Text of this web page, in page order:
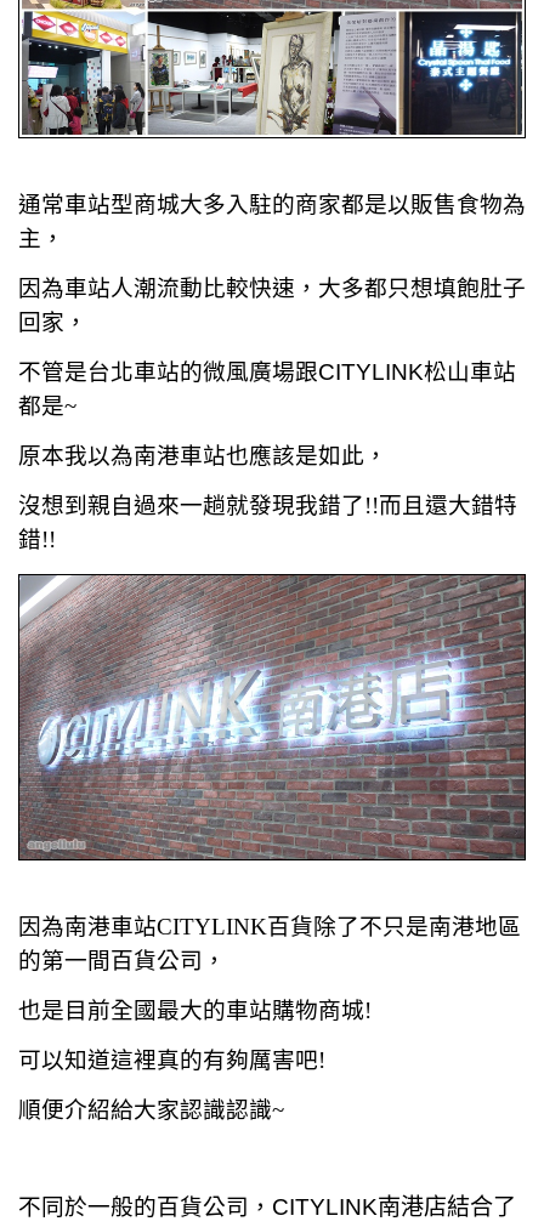
通常車站型商城大多入駐的商家都是以販售食物為
主，
因為車站人潮流動比較快速，大多都只想填飽肚子
回家，
不管是台北車站的微風廣場跟CITYLINK松山車站
都是~
原本我以為南港車站也應該是如此，
沒想到親自過來一趟就發現我錯了!!而且還大錯特
錯!!
因為南港車站CITYLINK百貨除了不只是南港地區
的第一間百貨公司，
也是目前全國最大的車站購物商城!
可以知道這裡真的有夠厲害吧!
順便介紹給大家認識認識~
不同於一般的百貨公司， CITYLINK南港店結合了